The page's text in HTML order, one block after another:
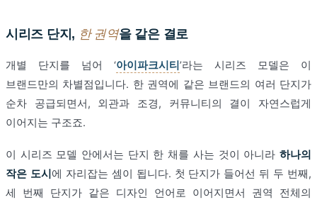
시리즈 단지, 한 권역을 같은 결로
개별 단지를 넘어 ‘아이파크시티’라는 시리즈 모델은 이
브랜드만의 차별점입니다. 한 권역에 같은 브랜드의 여러 단지가
순차 공급되면서, 외관과 조경, 커뮤니티의 결이 자연스럽게
이어지는 구조죠.
이 시리즈 모델 안에서는 단지 한 채를 사는 것이 아니라 하나의
작은 도시에 자리잡는 셈이 됩니다. 첫 단지가 들어선 뒤 두 번째,
세 번째 단지가 같은 디자인 언어로 이어지면서 권역 전체의